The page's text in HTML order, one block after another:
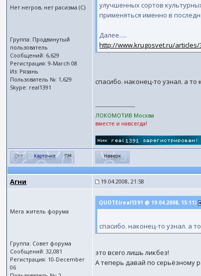
Нет негров, нет расизма (С)
Группа: Продвинутый
пользователь
Сообщений: 6,629
Регистрация: 9-March 08
Из: Рязань
Пользователь №: 1,629
Skype: real1391
улучшенных сортов
применяться именно в
Далее.....
http://www.krugosvet.ru/articles/
спасибо. наконец-то узнал. а
--------------------
ЛОКОМОТИВ Москва
вместе и навсегда!
Агни 19.04.2008, 21:58
Мега житель форума
Группа: Совет форума
Сообщений: 32,081
Регистрация: 10-December
06
QUOTE(real1391 @ 19.04.2008, 15:11)
спасибо. наконец-то узнал. а
это всего лишь ликбез!
А теперь давай по серьёзному